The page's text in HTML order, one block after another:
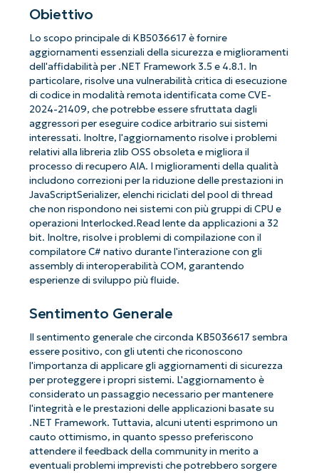
Obiettivo
Lo scopo principale di KB5036617 è fornire
aggiornamenti essenziali della sicurezza e miglioramenti
dell'affidabilità per .NET Framework 3.5 e 4.8.1. In
particolare, risolve una vulnerabilità critica di esecuzione
di codice in modalità remota identificata come CVE-
2024-21409, che potrebbe essere sfruttata dagli
aggressori per eseguire codice arbitrario sui sistemi
interessati. Inoltre, l'aggiornamento risolve i problemi
relativi alla libreria zlib OSS obsoleta e migliora il
processo di recupero AIA. I miglioramenti della qualità
includono correzioni per la riduzione delle prestazioni in
JavaScriptSerializer, elenchi riciclati del pool di thread
che non rispondono nei sistemi con più gruppi di CPU e
operazioni Interlocked.Read lente da applicazioni a 32
bit. Inoltre, risolve i problemi di compilazione con il
compilatore C# nativo durante l'interazione con gli
assembly di interoperabilità COM, garantendo
esperienze di sviluppo più fluide.
Sentimento Generale
Il sentimento generale che circonda KB5036617 sembra
essere positivo, con gli utenti che riconoscono
l'importanza di applicare gli aggiornamenti di sicurezza
per proteggere i propri sistemi. L'aggiornamento è
considerato un passaggio necessario per mantenere
l'integrità e le prestazioni delle applicazioni basate su
.NET Framework. Tuttavia, alcuni utenti esprimono un
cauto ottimismo, in quanto spesso preferiscono
attendere il feedback della community in merito a
eventuali problemi imprevisti che potrebbero sorgere